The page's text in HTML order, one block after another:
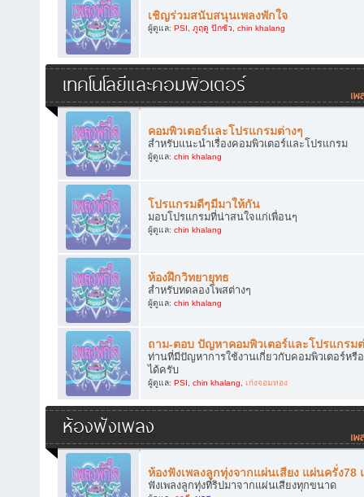
เชิญร่วมสนับสนุนเพลงพักใจ
ผู้ดูแล: PSI, ภูฤดู ปักซัว, chin khalang
เทคโนโลยีและคอมพิวเตอร์
คอมพิวเตอร์และโปรแกรมต่างๆ
สำหรับแนะนำเรื่องคอมพิวเตอร์และโปรแกรม
ผู้ดูแล: chin khalang
โปรแกรมดีๆมีมาให้กัน
มอบโปรแกรมที่น่าสนใจแก่เพื่อนๆ
ผู้ดูแล: chin khalang
ห้องฝึกวิทยายุทธ
สำหรับทดลองโพสต่างๆ
ผู้ดูแล: chin khalang
ถาม-ตอบ ปัญหาคอมพิวเตอร์และโปรแกรม
ท่านที่มีปัญหาการใช้งานเกี่ยวกับคอมพิวเตอร์ห
ได้ครับ
ผู้ดูแล: PSI, chin khalang, เก่งจอมทอง
ห้องฟังเพลง
ห้องฟังเพลงลูกทุ่งจากแผ่นเสียง แผ่นครั่ง78
ฟังเพลงลูกทุ่งที่ริปมาจากแผ่นเสียงทุกขนาด